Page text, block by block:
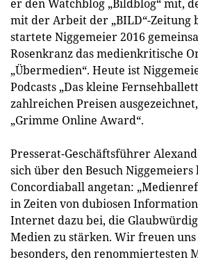
er den Watchblog „Bildblog“ mit,
mit der Arbeit der „BILD“-Zeitung
startete Niggemeier 2016
Rosenkranz das medienkritische
„Übermedien“. Heute ist
Podcasts „Das kleine
zahlreichen Preisen
„Grimme Online Award“.
Presserat-Geschäftsführer
sich über den Besuch
Concordiaball angetan:
in Zeiten von dubiosen
Internet dazu bei, die
Medien zu stärken. Wir freuen
besonders, den renommiertesten